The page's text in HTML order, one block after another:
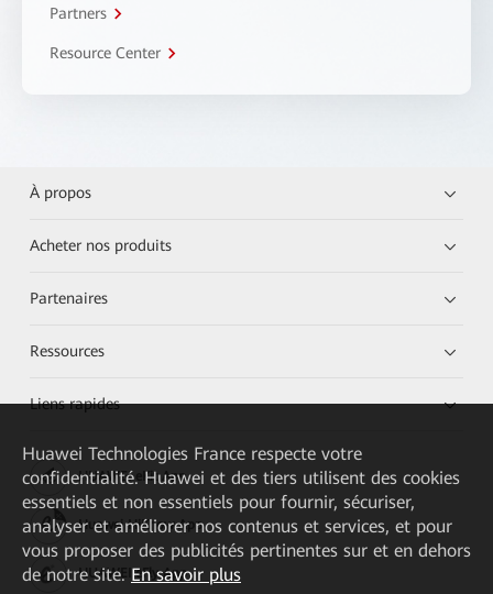
Partners
Resource Center
À propos
Acheter nos produits
Partenaires
Ressources
Liens rapides
HUAWEI eKit App
Huawei HiKnow App
HUAWEI eFly App
Huawei Technologies France respecte votre
confidentialité. Huawei et des tiers utilisent des cookies
essentiels et non essentiels pour fournir, sécuriser,
analyser et améliorer nos contenus et services, et pour
vous proposer des publicités pertinentes sur et en dehors
de notre site. En savoir plus